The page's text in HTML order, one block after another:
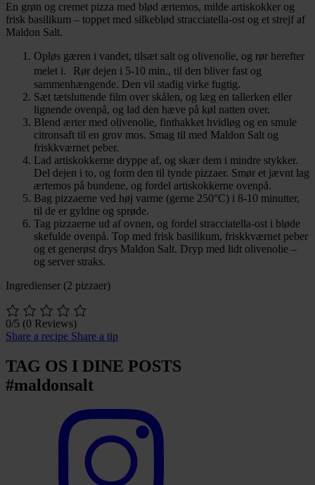
En grøn og cremet pizza med blød ærtemos, milde artiskokker og
frisk basilikum – toppet med silkeblød stracciatella-ost og et strejf af
Maldon Salt.
Opløs gæren i vandet, tilsæt salt og olivenolie, og rør herefter
melet i. Rør dejen i 5-10 min., til den bliver fast og
sammenhængende. Den vil stadig virke fugtig.
Sæt tætsluttende film over skålen, og læg en tallerken eller
lignende ovenpå, og lad den hæve på køl natten over.
Blend ærter med olivenolie, finthakket hvidløg og en smule
citronsaft til en grov mos. Smag til med Maldon Salt og
friskkværnet peber.
Lad artiskokkerne dryppe af, og skær dem i mindre stykker.
Del dejen i to, og form den til tynde pizzaer. Smør et jævnt lag
ærtemos på bundene, og fordel artiskokkerne ovenpå.
Bag pizzaerne ved høj varme (gerne 250°C) i 8-10 minutter,
til de er gyldne og sprøde.
Tag pizzaerne ud af ovnen, og fordel stracciatella-ost i bløde
skefulde ovenpå. Top med frisk basilikum, friskkværnet peber
og et generøst drys Maldon Salt. Dryp med lidt olivenolie –
og server straks.
Ingredienser (2 pizzaer)
0/5 (0 Reviews)
Share a recipe Share a tip
TAG OS I DINE POSTS
#maldonsalt